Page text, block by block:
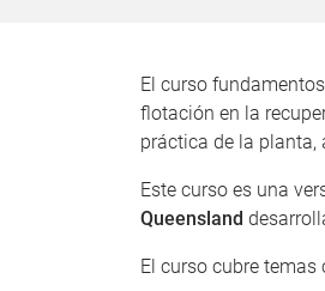
El curso
flotación en la
práctica de la planta,
Este curso es una
Queensland
El curso cubre temas